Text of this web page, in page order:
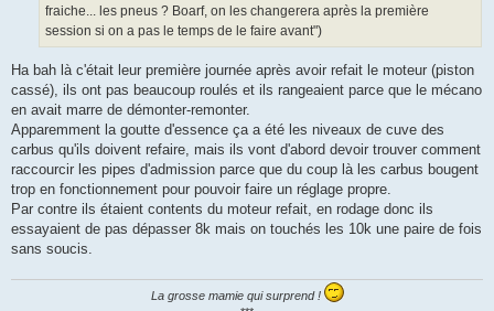
fraiche... les pneus ? Boarf, on les changerera après la première
session si on a pas le temps de le faire avant")
Ha bah là c'était leur première journée après avoir refait le moteur (piston
cassé), ils ont pas beaucoup roulés et ils rangeaient parce que le mécano
en avait marre de démonter-remonter.
Apparemment la goutte d'essence ça a été les niveaux de cuve des
carbus qu'ils doivent refaire, mais ils vont d'abord devoir trouver comment
raccourcir les pipes d'admission parce que du coup là les carbus bougent
trop en fonctionnement pour pouvoir faire un réglage propre.
Par contre ils étaient contents du moteur refait, en rodage donc ils
essayaient de pas dépasser 8k mais on touchés les 10k une paire de fois
sans soucis.
La grosse mamie qui surprend !